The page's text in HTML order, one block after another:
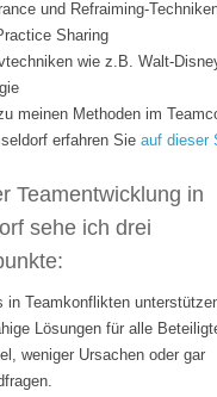
und Refraiming-
Sharing
wie z.B. Walt-
meinen Methoden im
erfahren Sie auf dieser
Teamentwicklung in
sehe ich drei
in Teamkonflikten
Lösungen für alle
weniger Ursachen oder gar